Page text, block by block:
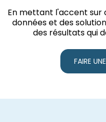
En mettant l'accent sur
données et des
des résultats qui
FAIRE